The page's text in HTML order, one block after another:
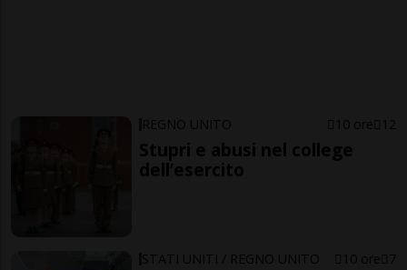
REGNO UNITO 10 ore 12
Stupri e abusi nel college
dell’esercito
STATI UNITI / REGNO UNITO 10 ore 7